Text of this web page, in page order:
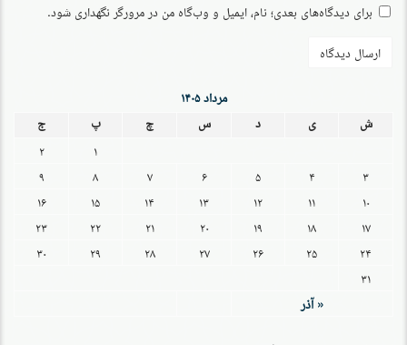
برای دیدگاه‌های بعدی؛ نام، ایمیل و وب‌گاه من در مرورگر نگهداری شود.
مرداد ۱۴۰۵
ش
ی د س چ پ
ج
۱
۲
۳
۴ ۵ ۶ ۷ ۸
۹
۱۰
۱۱ ۱۲ ۱۳ ۱۴ ۱۵
۱۶
۱۷
۱۸ ۱۹ ۲۰ ۲۱ ۲۲
۲۳
۲۴
۲۵ ۲۶ ۲۷ ۲۸ ۲۹
۳۰
۳۱
« آذر